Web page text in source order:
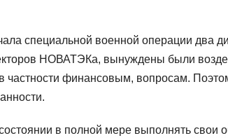
специальной военной операции два
НОВАТЭКа, вынуждены были
частности финансовым, вопросам.
в полной мере выполнять свои